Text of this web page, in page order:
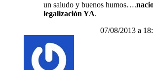
un saludo y buenos humos….
legalización YA.
07/08/2013 a